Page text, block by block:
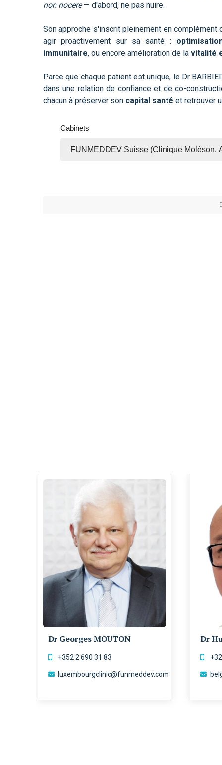
non nocere— d'abord, ne pas nuire.
Son approche s'inscrit pleinement en
agir proactivement sur sa santé :
immunitaire, ou encore amélioration de la vitalité
Parce que chaque patient est unique, le Dr
dans une relation de confiance et de co-
chacun à préserver son capital santé et retrouver
Dr Georges MOUTON
‭+352 2 690 31 83‬
luxembourgclinic@funmeddev.com
Dr